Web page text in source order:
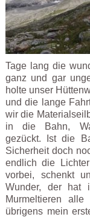
Tage lang die
ganz und gar
holte unser
und die lange
wir die
in die Bahn,
gezückt. Ist die
Sicherheit doch
endlich die
vorbei, schenkt
Wunder, der hat
Murmeltieren
übrigens mein